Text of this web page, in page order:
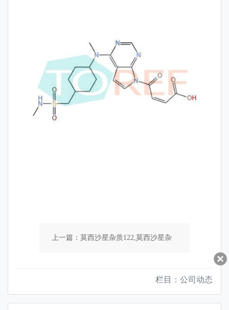
上一篇：莫西沙星杂质122,莫西沙星杂
下一篇：天冬氨酸杂质24,天冬氨酸杂质
栏目：公司动态